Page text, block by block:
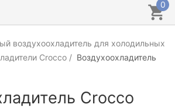
0
воздухоохладитель для холодильных
Crocco
Воздухоохладитель
Crocco